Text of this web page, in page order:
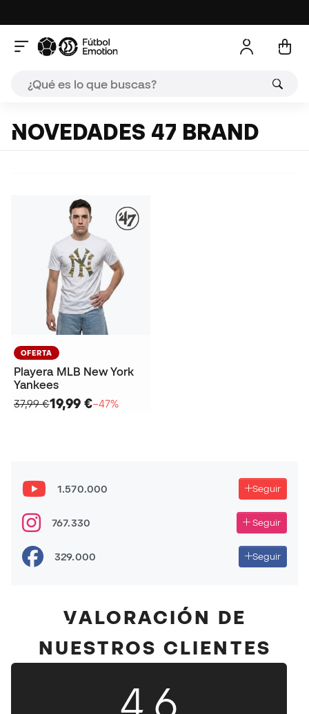
NOVEDADES 47 BRAND
OFERTA
Playera MLB New York
Yankees
37,99 €19,99 €−47%
1.570.000 Seguir
767.330 Seguir
329.000 Seguir
VALORACIÓN DE
NUESTROS CLIENTES
4.6